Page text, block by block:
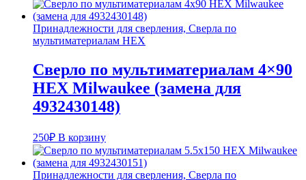
Принадлежности для сверления, Сверла по
мультиматериалам HEX
Сверло по мультиматериалам 4×90
HEX Milwaukee (замена для
4932430148)
250₽ В корзину
Принадлежности для сверления, Сверла по